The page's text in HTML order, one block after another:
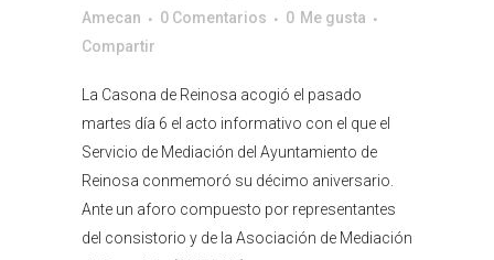
Amecan
0 Comentarios 0 Me gusta
Compartir
La Casona de Reinosa acogió el pasado
martes día 6 el acto informativo con el que el
Servicio de Mediación del Ayuntamiento de
Reinosa conmemoró su décimo aniversario.
Ante un aforo compuesto por representantes
del consistorio y de la Asociación de Mediación